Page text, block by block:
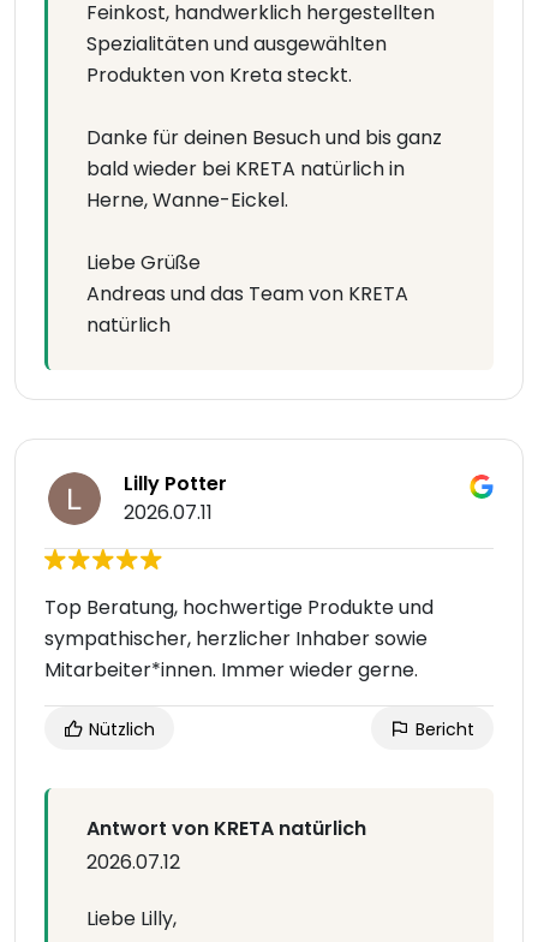
Feinkost, handwerklich hergestellten
Spezialitäten und ausgewählten
Produkten von Kreta steckt.
Danke für deinen Besuch und bis ganz
bald wieder bei KRETA natürlich in
Herne, Wanne-Eickel.
Liebe Grüße
Andreas und das Team von KRETA
natürlich
Lilly Potter
2026.07.11
Top Beratung, hochwertige Produkte und
sympathischer, herzlicher Inhaber sowie
Mitarbeiter*innen. Immer wieder gerne.
Nützlich Bericht
Antwort von KRETA natürlich
2026.07.12
Liebe Lilly,